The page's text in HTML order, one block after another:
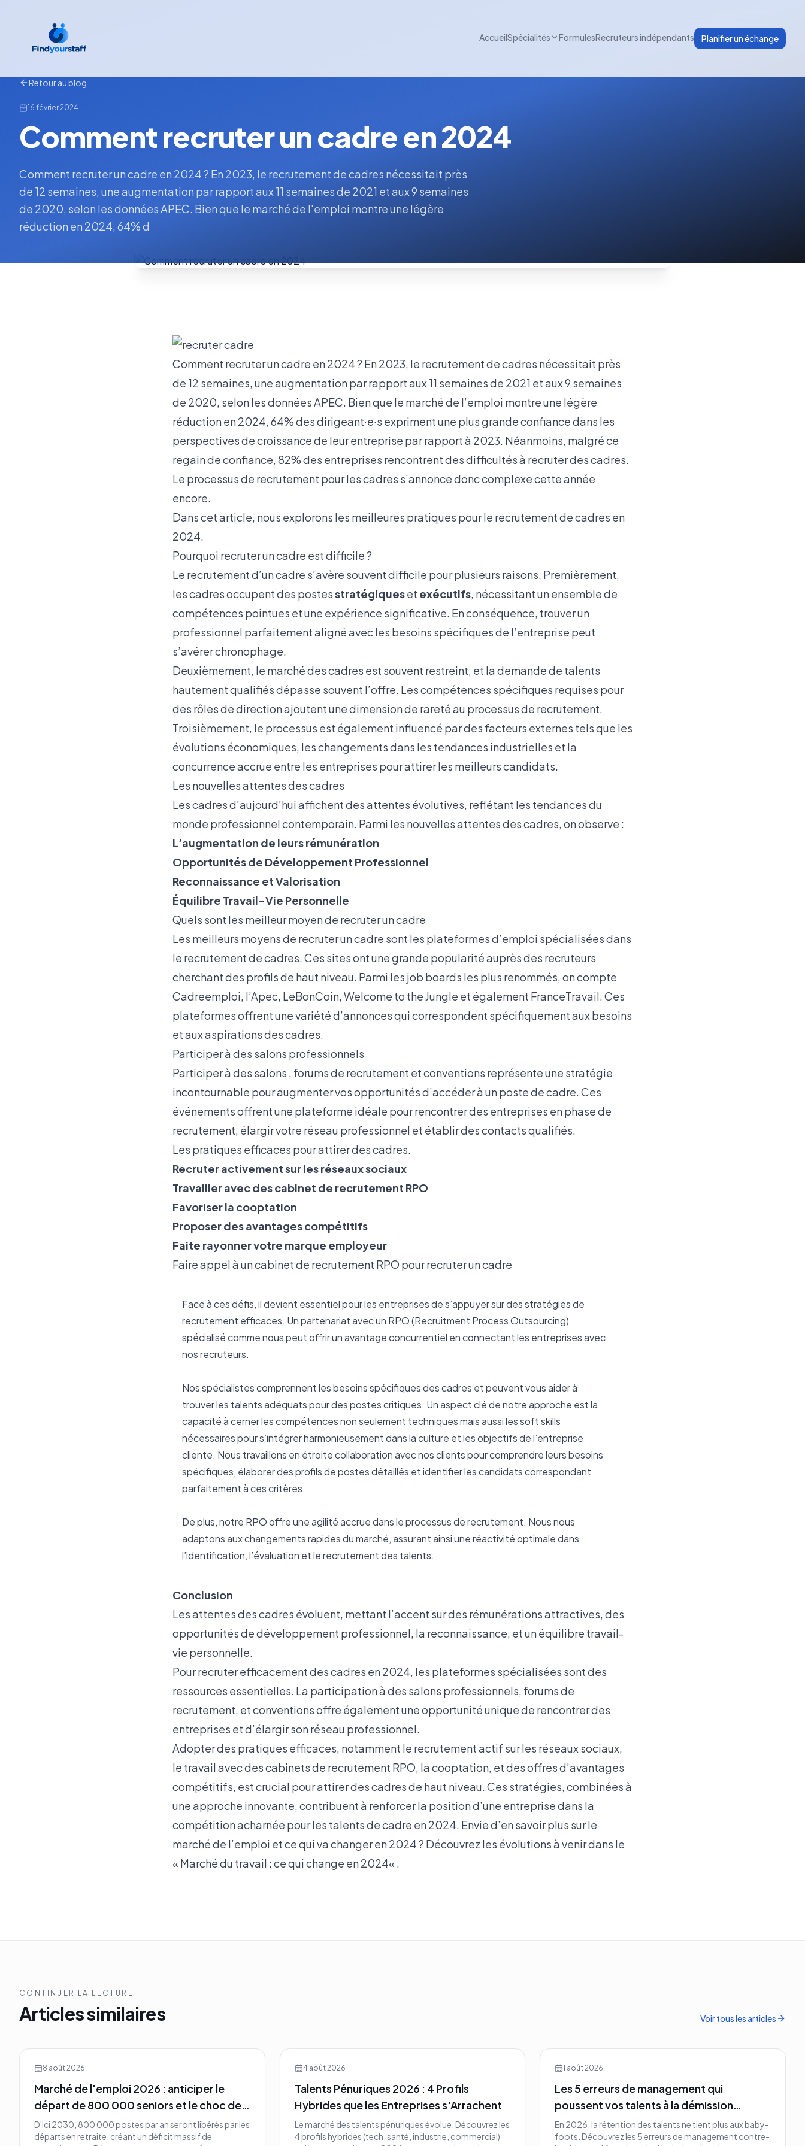
AccueilSpécialités FormulesRecruteurs indépendants Planifier un échange
Retour au blog
16 février 2024
Comment recruter un cadre en 2024
Comment recruter un cadre en 2024 ? En 2023, le recrutement de cadres nécessitait près
de 12 semaines, une augmentation par rapport aux 11 semaines de 2021 et aux 9 semaines
de 2020, selon les données APEC. Bien que le marché de l'emploi montre une légère
réduction en 2024, 64% d
Comment recruter un cadre en 2024 ? En 2023, le recrutement de cadres nécessitait près
de 12 semaines, une augmentation par rapport aux 11 semaines de 2021 et aux 9 semaines
de 2020, selon les données APEC. Bien que le marché de l’emploi montre une légère
réduction en 2024, 64% des dirigeant·e·s expriment une plus grande confiance dans les
perspectives de croissance de leur entreprise par rapport à 2023. Néanmoins, malgré ce
regain de confiance, 82% des entreprises rencontrent des difficultés à recruter des cadres.
Le processus de recrutement pour les cadres s’annonce donc complexe cette année
encore.
Dans cet article, nous explorons les meilleures pratiques pour le recrutement de cadres en
2024.
Pourquoi recruter un cadre est difficile ?
Le recrutement d’un cadre s’avère souvent difficile pour plusieurs raisons. Premièrement,
les cadres occupent des postesstratégiqueset exécutifs, nécessitant un ensemble de
compétences pointues et une expérience significative. En conséquence, trouver un
professionnel parfaitement aligné avec les besoins spécifiques de l’entreprise peut
s’avérer chronophage.
Deuxièmement, le marché des cadres est souvent restreint, et la demande de talents
hautement qualifiés dépasse souvent l’offre. Les compétences spécifiques requises pour
des rôles de direction ajoutent une dimension de rareté au processus de recrutement.
Troisièmement, le processus est également influencé par des facteurs externes tels que les
évolutions économiques, les changements dans les tendances industrielles et la
concurrence accrue entre les entreprises pour attirer les meilleurs candidats.
Les nouvelles attentes des cadres
Les cadres d’aujourd’hui affichent des attentes évolutives, reflétant les tendances du
monde professionnel contemporain. Parmi les nouvelles attentes des cadres, on observe :
L’augmentation de leurs rémunération
Opportunités de Développement Professionnel
Reconnaissance et Valorisation
Équilibre Travail-Vie Personnelle
Quels sont les meilleur moyen de recruter un cadre
Les meilleurs moyens de recruter un cadre sont les plateformes d’emploi spécialisées dans
le recrutement de cadres. Ces sites ont une grande popularité auprès des recruteurs
cherchant des profils de haut niveau. Parmi les job boards les plus renommés, on compte
Cadreemploi, l’Apec, LeBonCoin,Welcome to the Jungle et également FranceTravail. Ces
plateformes offrent une variété d’annonces qui correspondent spécifiquement aux besoins
et aux aspirations des cadres.
Participer à des salons professionnels
Participer à des salons , forums de recrutement et conventions représente une stratégie
incontournable pour augmenter vos opportunités d’accéder à un poste de cadre. Ces
événements offrent une plateforme idéale pour rencontrer des entreprises en phase de
recrutement, élargir votre réseau professionnel et établir des contacts qualifiés.
Les pratiques efficaces pour attirer des cadres.
Recruter activement sur les réseaux sociaux
Travailler avec des cabinet de recrutement RPO
Favoriser la cooptation
Proposer des avantages compétitifs
Faite rayonner votre marque employeur
Faire appel à un cabinet de recrutement RPO pour recruter un cadre
Face à ces défis, il devient essentiel pour les entreprises de s’appuyer sur des stratégies de
recrutement efficaces. Un partenariat avec un RPO (Recruitment Process Outsourcing)
spécialisé comme nous peut offrir un avantage concurrentiel en connectant les entreprises avec
nos recruteurs.
Nos spécialistes comprennent les besoins spécifiques des cadres et peuvent vous aider à
trouver les talents adéquats pour des postes critiques. Un aspect clé de notre approche est la
capacité à cerner les compétences non seulement techniques mais aussi les soft skills
nécessaires pour s’intégrer harmonieusement dans la culture et les objectifs de l’entreprise
cliente. Nous travaillons en étroite collaboration avec nos clients pour comprendre leurs besoins
spécifiques, élaborer des profils de postes détaillés et identifier les candidats correspondant
parfaitement à ces critères.
De plus, notre RPO offre une agilité accrue dans le processus de recrutement. Nous nous
adaptons aux changements rapides du marché, assurant ainsi une réactivité optimale dans
l’identification, l’évaluation et le recrutement des talents.
Conclusion
Les attentes des cadres évoluent, mettant l’accent sur des rémunérations attractives, des
opportunités de développement professionnel, la reconnaissance, et un équilibre travail-
vie personnelle.
Pour recruter efficacement des cadres en 2024, les plateformes spécialisées sont des
ressources essentielles. La participation à des salons professionnels, forums de
recrutement, et conventions offre également une opportunité unique de rencontrer des
entreprises et d’élargir son réseau professionnel.
Adopter des pratiques efficaces, notamment le recrutement actif sur les réseaux sociaux,
le travail avec des cabinets de recrutement RPO, la cooptation, et des offres d’avantages
compétitifs, est crucial pour attirer des cadres de haut niveau. Ces stratégies, combinées à
une approche innovante, contribuent à renforcer la position d’une entreprise dans la
compétition acharnée pour les talents de cadre en 2024. Envie d’en savoir plus sur le
marché de l’emploi et ce qui va changer en 2024 ? Découvrez les évolutions à venir dans le
« Marché du travail : ce qui change en 2024« .
CONTINUER LA LECTURE
Articles similaires Voir tous les articles
8 août 2026
Marché de l'emploi 2026 : anticiper le
départ de 800 000 seniors et le choc des
compétences
D'ici 2030, 800 000 postes par an seront libérés par les
départs en retraite, créant un déficit massif de
4 août 2026
Talents Pénuriques 2026 : 4 Profils
Hybrides que les Entreprises s'Arrachent
Le marché des talents pénuriques évolue. Découvrez les
4 profils hybrides (tech, santé, industrie, commercial)
1 août 2026
Les 5 erreurs de management qui
poussent vos talents à la démission
silencieuse en 2026
En 2026, la rétention des talents ne tient plus aux baby-
foots. Découvrez les 5 erreurs de management contre-